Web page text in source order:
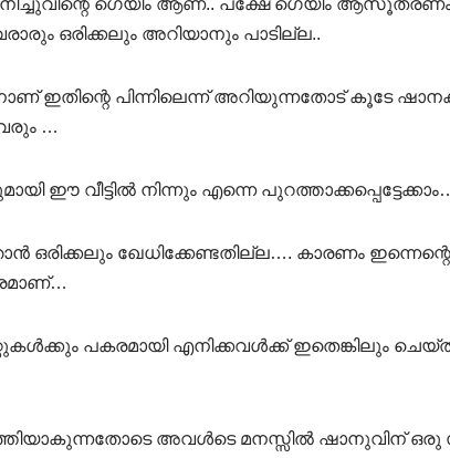
ഗെയിം ആണ്.. പക്ഷേ ഗെയിം
ഒരിക്കലും അറിയാനും പാടില്ല..
ഇതിന്റെ പിന്നിലെന്ന് അറിയുന്നതോട് കൂടേ
വരും …
ഈ വീട്ടിൽ നിന്നും എന്നെ
ഒരിക്കലും ഖേധിക്കേണ്ടതില്ല…. കാരണം
പകരമായി എനിക്കവൾക്ക് ഇതെങ്കിലും
അവൾടെ മനസ്സിൽ ഷാനുവിന് ഒരു